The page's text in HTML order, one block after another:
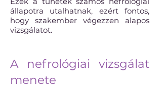
állapotra utalhatnak, ezért fontos,
hogy szakember végezzen alapos
vizsgálatot.
A nefrológiai vizsgálat
menete